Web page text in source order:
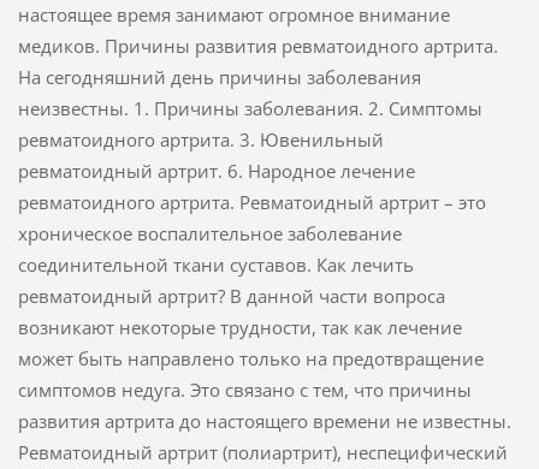
настоящее время занимают огромное внимание
медиков. Причины развития ревматоидного артрита.
На сегодняшний день причины заболевания
неизвестны. 1. Причины заболевания. 2. Симптомы
ревматоидного артрита. 3. Ювенильный
ревматоидный артрит. 6. Народное лечение
ревматоидного артрита. Ревматоидный артрит – это
хроническое воспалительное заболевание
соединительной ткани суставов. Как лечить
ревматоидный артрит? В данной части вопроса
возникают некоторые трудности, так как лечение
может быть направлено только на предотвращение
симптомов недуга. Это связано с тем, что причины
развития артрита до настоящего времени не известны.
Ревматоидный артрит (полиартрит), неспецифический